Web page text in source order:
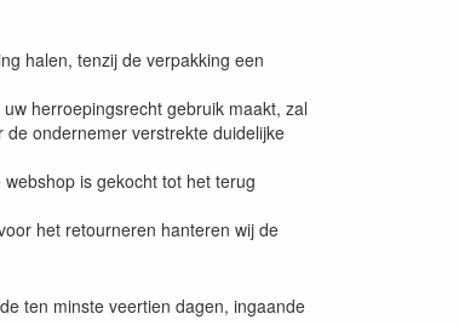
halen, tenzij de verpakking een
herroepingsrecht gebruik maakt, zal
ondernemer verstrekte duidelijke
is gekocht tot het terug
het retourneren hanteren wij de
ten minste veertien dagen, ingaande